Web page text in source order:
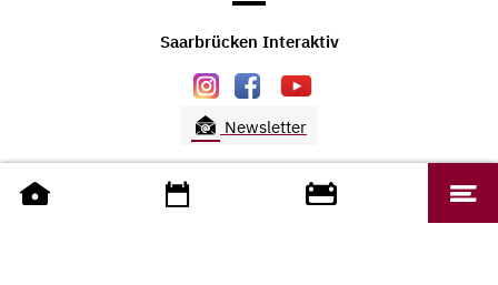
Saarbrücken Interaktiv
Newsletter
saarbruecken.de © 2026